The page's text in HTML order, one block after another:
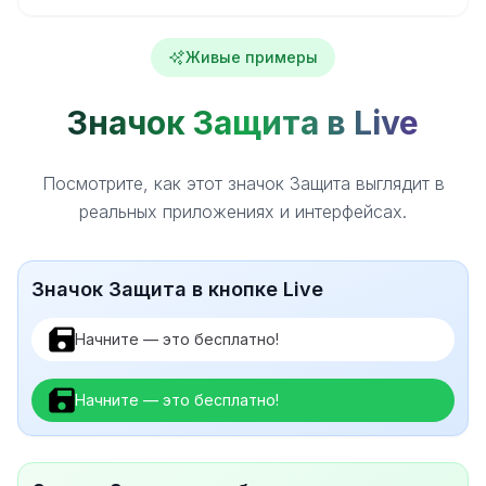
Живые примеры
Значок Защита в Live
Посмотрите, как этот значок Защита выглядит в
реальных приложениях и интерфейсах.
Значок Защита в кнопке Live
Начните — это бесплатно!
Начните — это бесплатно!